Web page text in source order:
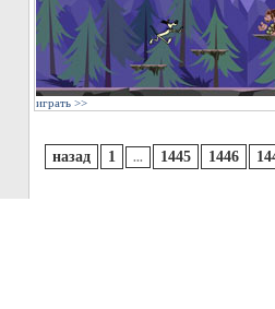
играть >>
назад 1 ... 1445 1446